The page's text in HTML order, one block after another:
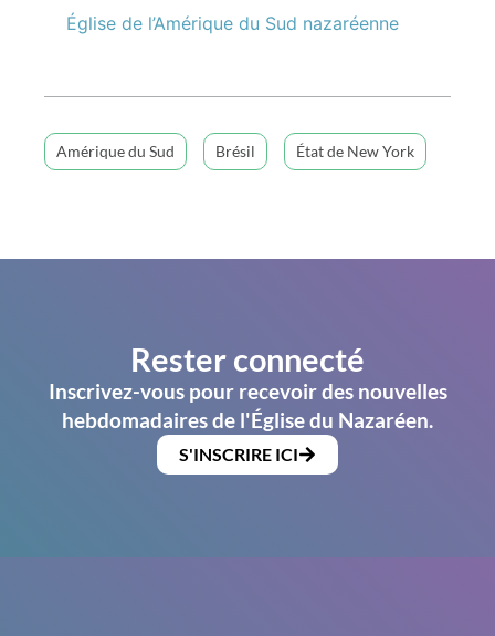
Église de l’Amérique du Sud nazaréenne
Amérique du Sud Brésil État de New York
Rester connecté
Inscrivez-vous pour recevoir des nouvelles
hebdomadaires de l'Église du Nazaréen.
S'INSCRIRE ICI